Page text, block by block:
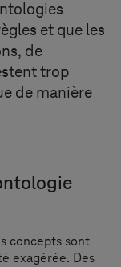
et que les
de
trop
de manière
concepts sont
exagérée. Des